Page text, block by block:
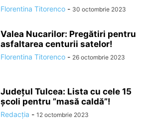
Florentina Titorenco - 30 octombrie 2023
Valea Nucarilor: Pregătiri pentru
asfaltarea centurii satelor!
Florentina Titorenco - 26 octombrie 2023
Județul Tulcea: Lista cu cele 15
școli pentru ”masă caldă”!
Redacția - 12 octombrie 2023